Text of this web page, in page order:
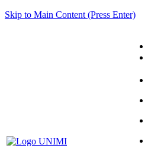
Skip to Main Content (Press Enter)